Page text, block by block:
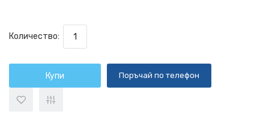
Количество:
Купи Поръчай по телефон